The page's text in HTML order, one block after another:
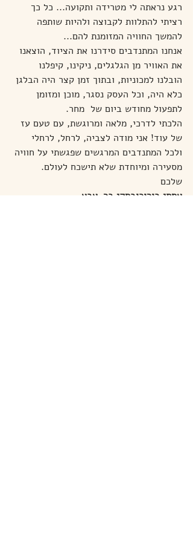
רגע נראתה לי מטרידה ותקועה... כל כך
רציתי להתלוות לקבוצה ולהיות שותפה
להמשך החוויה המזומנת להם...
אנחנו המתנדבים סידרנו את הציוד, הוצאנו
את האוויר מן הגלגלים, ניקינו, קיפלנו
הובלנו למכוניות, ובתוך זמן קצר היה הבלגן
כלא היה, וכל העסק נסגר, מוכן ומזומן
לתפעול מחודש ביום של  מחר.
הלכתי לדרכי, מלאה ומרוגשת, עם טעם עז
של עוד! אני מודה לצביה, לרחל, לרחלי
ולכל המתנדבים המרגשים שפגשתי על חוויה
מסעירה ומיוחדת שלא תישכח לעולם.
שלכם
אסתי בורוכובסקי בר-אבא